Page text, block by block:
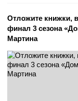
Отложите книжки,
финал 3 сезона
Мартина